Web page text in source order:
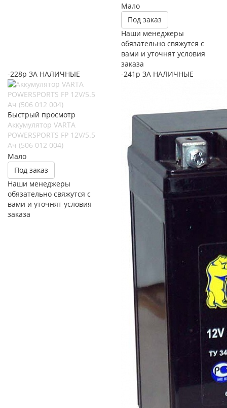
Мало
Под заказ
Наши менеджеры
обязательно свяжутся с
вами и уточнят условия
заказа
-228р ЗА НАЛИЧНЫЕ
Быстрый просмотр
Аккумулятор VARTA
POWERSPORTS FP 12V/5.5
Ач (506 012 004)
Мало
Под заказ
Наши менеджеры
обязательно свяжутся с
вами и уточнят условия
заказа
-241р ЗА НАЛИЧНЫЕ